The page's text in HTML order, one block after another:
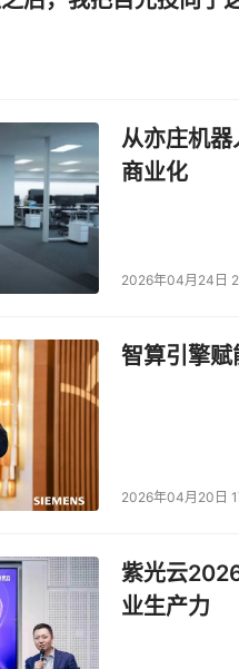
从亦庄机
商业化
2026年04月24日
智算引擎
2026年04月20日
紫光云
业生产力